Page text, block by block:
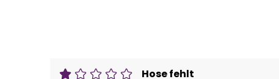
Hose fehlt